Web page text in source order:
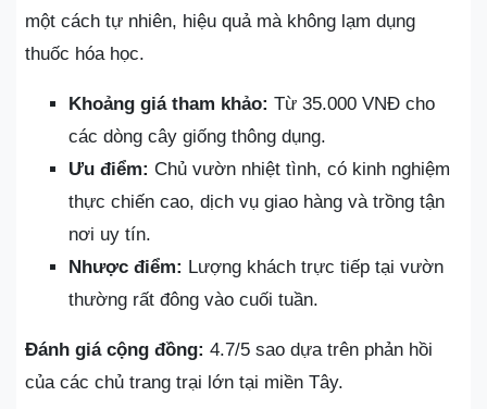
một cách tự nhiên, hiệu quả mà không lạm dụng
thuốc hóa học.
Khoảng giá tham khảo: Từ 35.000 VNĐ cho
các dòng cây giống thông dụng.
Ưu điểm: Chủ vườn nhiệt tình, có kinh nghiệm
thực chiến cao, dịch vụ giao hàng và trồng tận
nơi uy tín.
Nhược điểm: Lượng khách trực tiếp tại vườn
thường rất đông vào cuối tuần.
Đánh giá cộng đồng: 4.7/5 sao dựa trên phản hồi
của các chủ trang trại lớn tại miền Tây.